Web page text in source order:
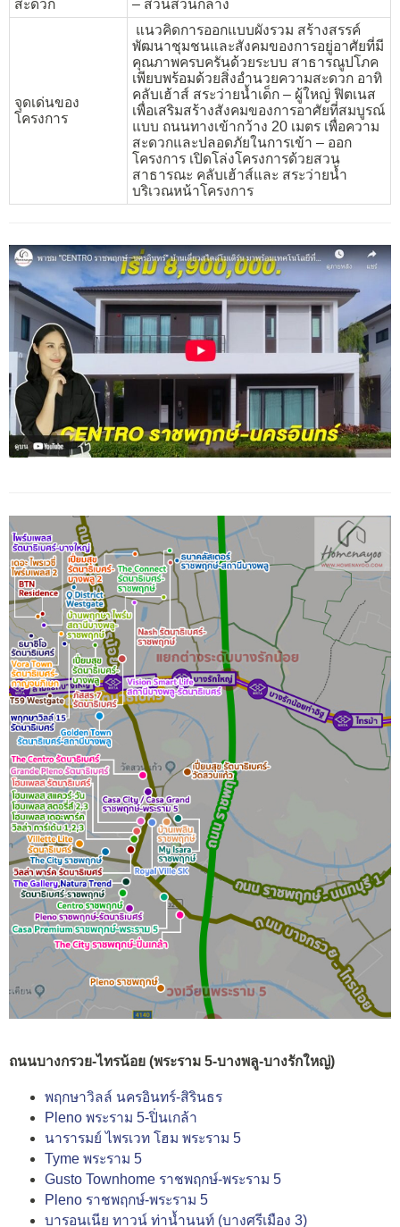
สะดวก
– สวนส่วนกลาง
จุดเด่นของ
โครงการ
แนวคิดการออกแบบผังรวม สร้างสรรค์
พัฒนาชุมชนและสังคมของการอยู่อาศัยที่มี
คุณภาพครบครันด้วยระบบ สาธารณูปโภค
เพียบพร้อมด้วยสิ่งอำนวยความสะดวก อาทิ
คลับเฮ้าส์ สระว่ายน้ำเด็ก – ผู้ใหญ่ ฟิตเนส
เพื่อเสริมสร้างสังคมของการอาศัยที่สมบูรณ์
แบบ ถนนทางเข้ากว้าง 20 เมตร เพื่อความ
สะดวกและปลอดภัยในการเข้า – ออก
โครงการ เปิดโล่งโครงการด้วยสวน
สาธารณะ คลับเฮ้าส์และ สระว่ายน้ำ
บริเวณหน้าโครงการ
ถนนบางกรวย-ไทรน้อย (พระราม 5-บางพลู-บางรักใหญ่)
พฤกษาวิลล์ นครอินทร์-สิรินธร
Pleno พระราม 5-ปิ่นเกล้า
นารารมย์ ไพรเวท โฮม พระราม 5
Tyme พระราม 5
Gusto Townhome ราชพฤกษ์-พระราม 5
Pleno ราชพฤกษ์-พระราม 5
บารอนเนีย ทาวน์ ท่าน้ำนนท์ (บางศรีเมือง 3)